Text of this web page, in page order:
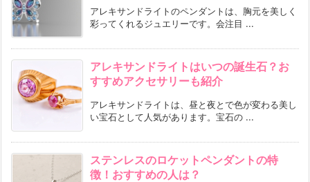
アレキサンドライトのペンダントは、胸元を美しく
彩ってくれるジュエリーです。会注目 ...
アレキサンドライトはいつの誕生石？お
すすめアクセサリーも紹介
アレキサンドライトは、昼と夜とで色が変わる美し
い宝石として人気があります。宝石の ...
ステンレスのロケットペンダントの特
徴！おすすめの人は？